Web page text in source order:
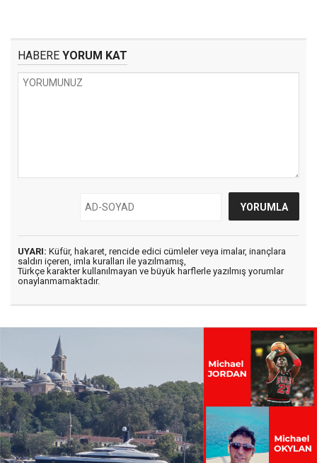
HABERE YORUM KAT
UYARI: Küfür, hakaret, rencide edici cümleler veya imalar, inançlara
saldırı içeren, imla kuralları ile yazılmamış,
Türkçe karakter kullanılmayan ve büyük harflerle yazılmış yorumlar
onaylanmamaktadır.